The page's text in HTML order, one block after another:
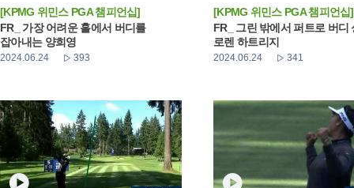
[KPMG 위민스 PGA 챔피언십]
FR_ 가장 어려운 홀에서 버디를
잡아내는 양희영
2024.06.24 393
[KPMG 위민스 PGA 챔피언십]
FR_ 그린 밖에서 퍼트로 버디
로렌 하트리지
2024.06.24 341